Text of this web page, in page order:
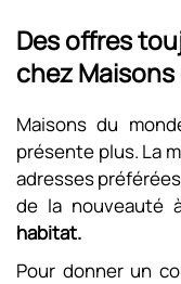
Des offres
chez
Maisons du
présente plus. La
adresses
de la nouveauté
habitat.
Pour donner un